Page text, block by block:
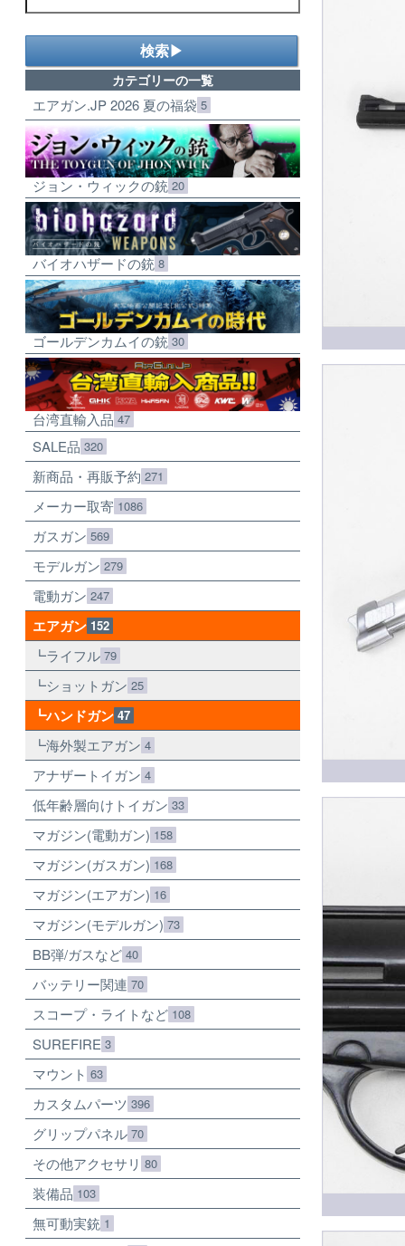
検索▶
カテゴリーの一覧
エアガン.JP 2026 夏の福袋 5
ジョン・ウィックの銃 20
バイオハザードの銃 8
ゴールデンカムイの銃 30
台湾直輸入品 47
SALE品 320
新商品・再販予約 271
メーカー取寄 1086
ガスガン 569
モデルガン 279
電動ガン 247
エアガン 152
ライフル 79
ショットガン 25
ハンドガン 47
海外製エアガン 4
アナザートイガン 4
低年齢層向けトイガン 33
マガジン(電動ガン) 158
マガジン(ガスガン) 168
マガジン(エアガン) 16
マガジン(モデルガン) 73
BB弾/ガスなど 40
バッテリー関連 70
スコープ・ライトなど 108
SUREFIRE 3
マウント 63
カスタムパーツ 396
グリップパネル 70
その他アクセサリ 80
装備品 103
無可動実銃 1